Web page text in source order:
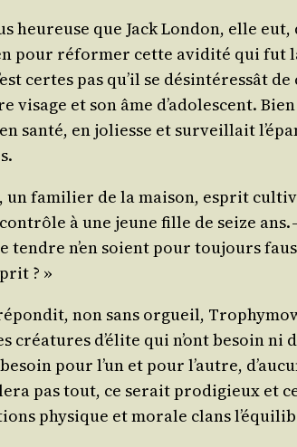
heu­reuse que Jack Lon­don, elle
pour réfor­mer cette avi­di­té qui fut
certes pas qu’il se
visage et son âme d’adolescent.
san­té, en joliesse et sur­veillait
un fami­lier de la mai­son, esprit
à une jeune fille de seize
tendre n’en soient pour tou­jours
? »
non sans orgueil,
créa­tures d’élite qui n’ont besoin
besoin pour l’un et pour l’autre,
pas tout, ce serait pro­di­gieux et
phy­sique et morale clans